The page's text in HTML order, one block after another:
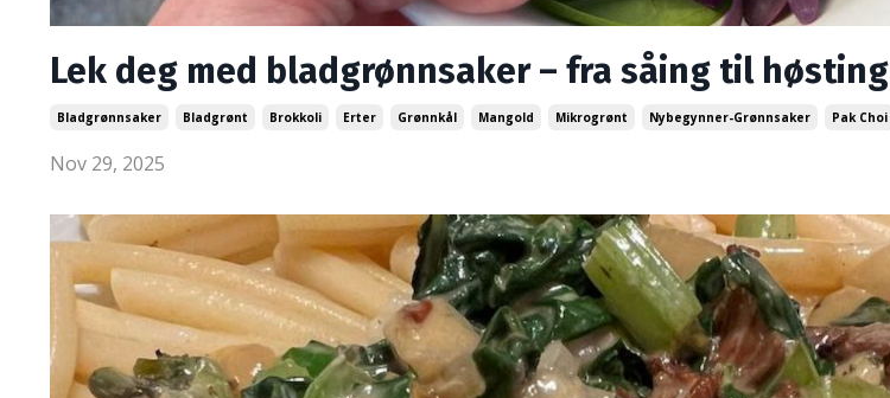
Lek deg med bladgrønnsaker – fra såing til høsting
Bladgrønnsaker Bladgrønt Brokkoli Erter Grønnkål Mangold Mikrogrønt Nybegynner-Grønnsaker Pak Choi
Nov 29, 2025